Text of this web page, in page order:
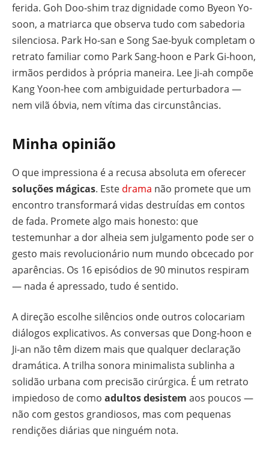
ferida. Goh Doo-shim traz dignidade como Byeon Yo-
soon, a matriarca que observa tudo com sabedoria
silenciosa. Park Ho-san e Song Sae-byuk completam o
retrato familiar como Park Sang-hoon e Park Gi-hoon,
irmãos perdidos à própria maneira. Lee Ji-ah compõe
Kang Yoon-hee com ambiguidade perturbadora —
nem vilã óbvia, nem vítima das circunstâncias.
Minha opinião
O que impressiona é a recusa absoluta em oferecer
soluções mágicas. Este drama não promete que um
encontro transformará vidas destruídas em contos
de fada. Promete algo mais honesto: que
testemunhar a dor alheia sem julgamento pode ser o
gesto mais revolucionário num mundo obcecado por
aparências. Os 16 episódios de 90 minutos respiram
— nada é apressado, tudo é sentido.
A direção escolhe silêncios onde outros colocariam
diálogos explicativos. As conversas que Dong-hoon e
Ji-an não têm dizem mais que qualquer declaração
dramática. A trilha sonora minimalista sublinha a
solidão urbana com precisão cirúrgica. É um retrato
impiedoso de como adultos desistem aos poucos —
não com gestos grandiosos, mas com pequenas
rendições diárias que ninguém nota.